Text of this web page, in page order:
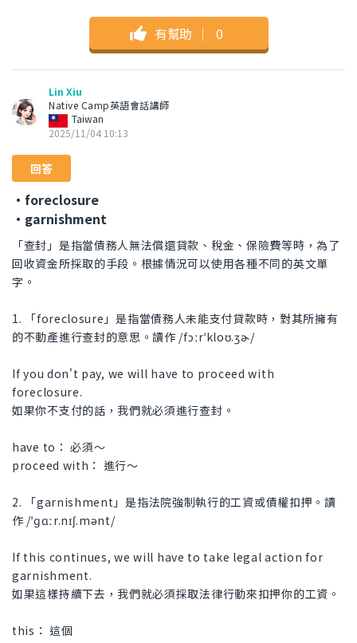
有幫助 ｜ 0
Lin Xiu
Native Camp英語會話講師
Taiwan
2025/11/04 10:13
回答
・foreclosure
・garnishment
「查封」是指當債務人無法償還貸款、稅金、保險費等時，為了
回收資金所採取的手段。根據情況可以使用各種不同的英文單
字。
1. 「foreclosure」是指當債務人未能支付貸款時，對其所擁有
的不動產進行查封的意思。讀作 /fɔːrˈkloʊ.ʒɚ/
If you don't pay, we will have to proceed with
foreclosure.
如果你不支付的話，我們就必須進行查封。
have to： 必須～
proceed with： 進行～
2. 「garnishment」是指法院強制執行的工資或債權扣押。讀
作 /ˈɡɑːr.nɪʃ.mənt/
If this continues, we will have to take legal action for
garnishment.
如果這樣持續下去，我們就必須採取法律行動來扣押你的工資。
this： 這個